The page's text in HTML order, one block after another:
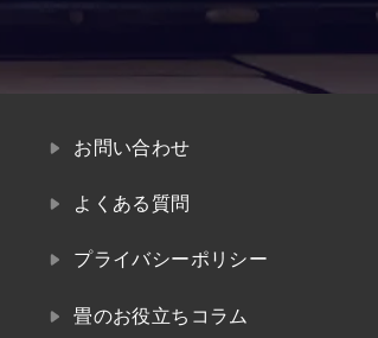
お問い合わせ
よくある質問
プライバシーポリシー
畳のお役立ちコラム